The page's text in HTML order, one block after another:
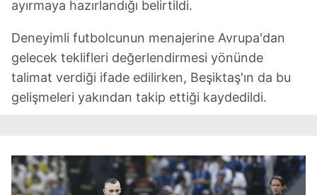
ayırmaya hazırlandığı belirtildi.
Deneyimli futbolcunun menajerine Avrupa'dan
gelecek teklifleri değerlendirmesi yönünde
talimat verdiği ifade edilirken, Beşiktaş'ın da bu
gelişmeleri yakından takip ettiği kaydedildi.